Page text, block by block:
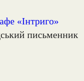
«Інтриго»